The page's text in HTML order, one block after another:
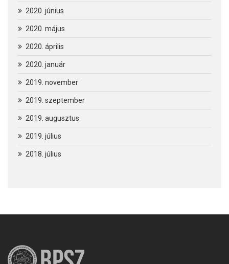
2020. június
2020. május
2020. április
2020. január
2019. november
2019. szeptember
2019. augusztus
2019. július
2018. július